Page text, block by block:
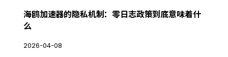
海鸥加速器的隐私机制：零日志政策到底意味着什
么
2026-04-08